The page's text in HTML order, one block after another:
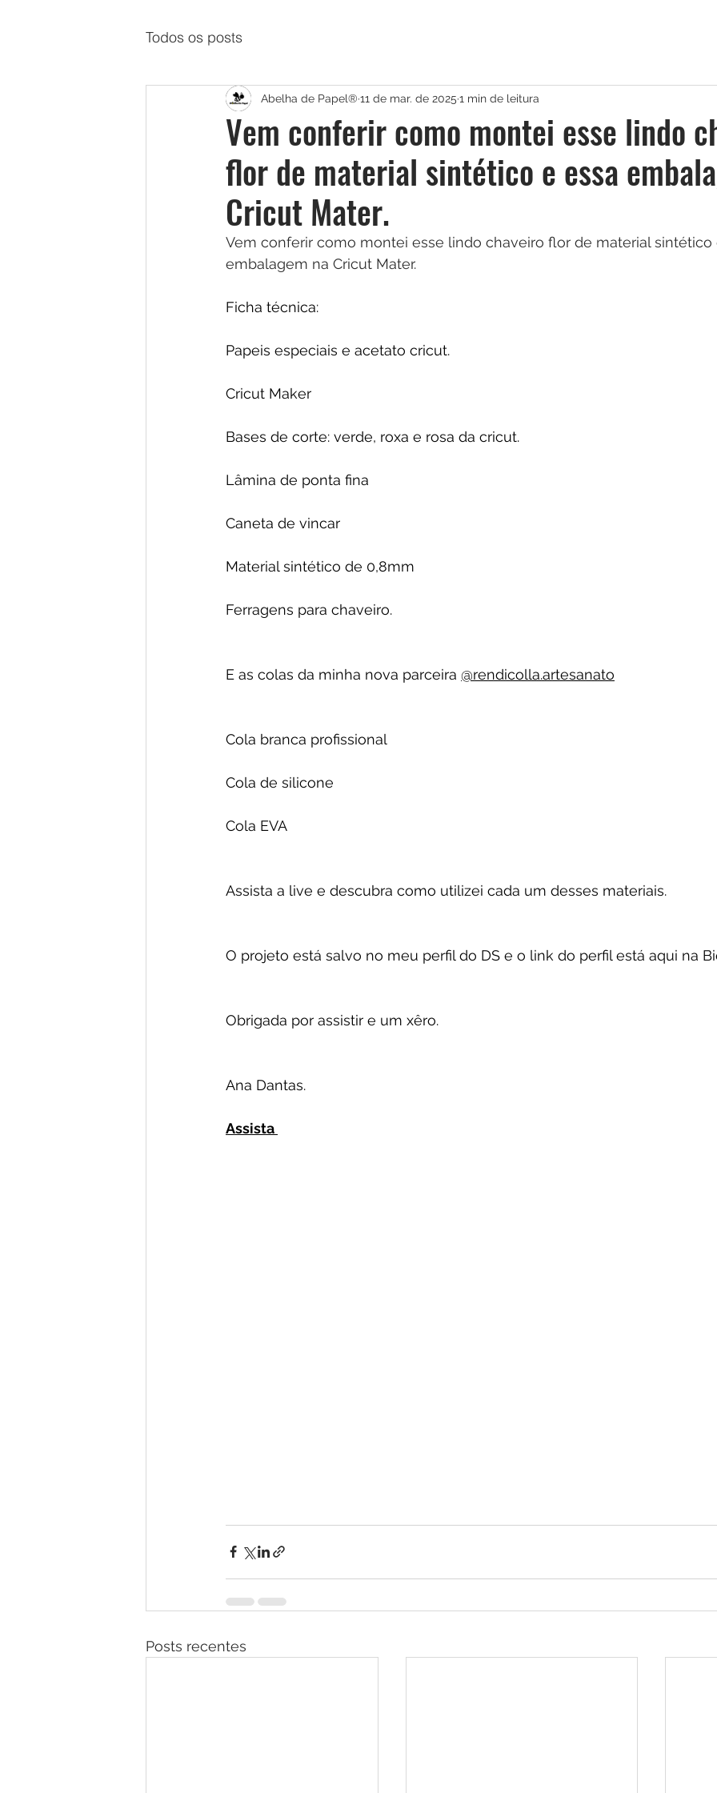
Todos os posts
Vem conferir como montei esse lindo
flor de material sintético e essa
Cricut Mater.
Abelha de Papel® 11 de mar. de 2025 1 min de leitura
Vem conferir como montei esse lindo chaveiro flor de material
embalagem na Cricut Mater.
Ficha técnica:
Papeis especiais e acetato cricut.
Cricut Maker
Bases de corte: verde, roxa e rosa da cricut.
Lâmina de ponta fina
Caneta de vincar
Material sintético de 0,8mm
Ferragens para chaveiro.
E as colas da minha nova parceira @rendicolla.artesanato
Cola branca profissional
Cola de silicone
Cola EVA
Assista a live e descubra como utilizei cada um desses materiais.
O projeto está salvo no meu perfil do DS e o link do perfil está aqui na
Obrigada por assistir e um xêro.
Ana Dantas.
Assista
Posts recentes